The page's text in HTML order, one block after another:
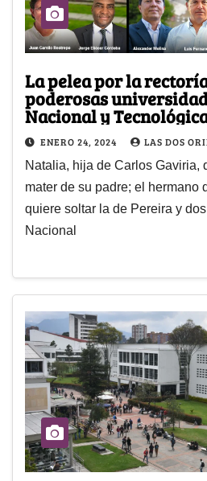
La pelea por la
poderosas
Nacional y
ENERO 24, 2024 LAS DOS
Natalia, hija de Carlos Gaviria,
mater de su padre; el hermano
quiere soltar la de Pereira y
Nacional